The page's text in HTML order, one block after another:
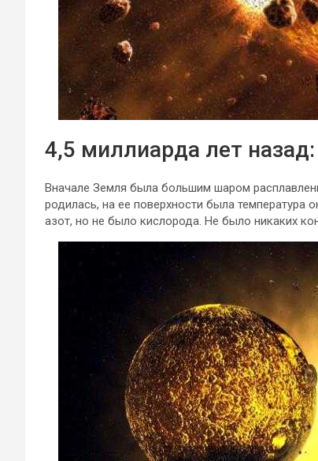
4,5 миллиарда лет
Вначале Земля была большим шаром
родилась, на ее поверхности была температура
азот, но не было кислорода. Не было никаких